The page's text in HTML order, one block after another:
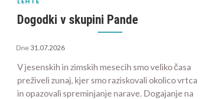
Dogodki v skupini Pande
Dne31.07.2026
V jesenskih in zimskih mesecih smo veliko časa
preživeli zunaj, kjer smo raziskovali okolico vrtca
in opazovali spreminjanje narave. Dogajanje na